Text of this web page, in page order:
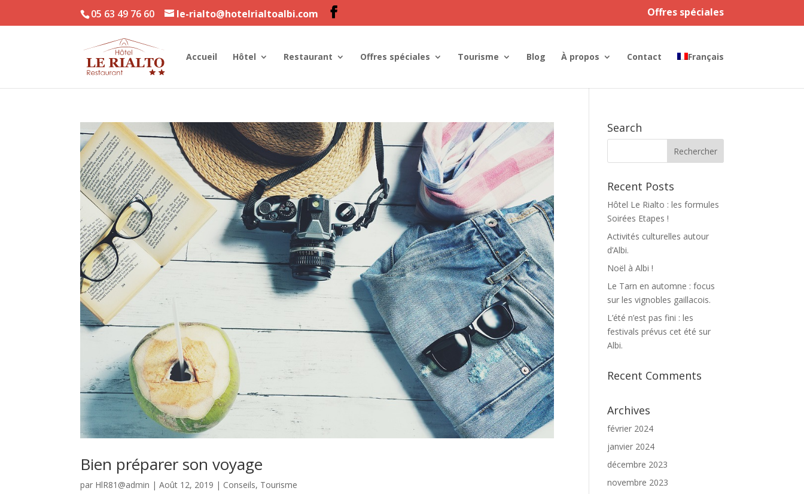
05 63 49 76 60 le-rialto@hotelrialtoalbi.com Offres spéciales
Accueil Hôtel Restaurant Offres spéciales Tourisme Blog À propos Contact Français
Bien préparer son voyage
par HlR81@admin |Août 12, 2019 | Conseils, Tourisme
Search
Recent Posts
Hôtel Le Rialto : les formules
Soirées Etapes !
Activités culturelles autour
d’Albi.
Noël à Albi !
Le Tarn en automne : focus
sur les vignobles gaillacois.
L’été n’est pas fini : les
festivals prévus cet été sur
Albi.
Recent Comments
Archives
février 2024
janvier 2024
décembre 2023
novembre 2023